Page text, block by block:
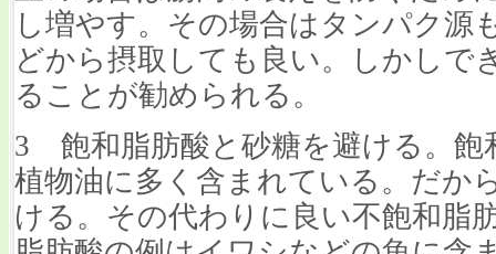
し増やす。その場合はタンパク源
どから摂取しても良い。しかしで
ることが勧められる。
3 飽和脂肪酸と砂糖を避ける。飽
植物油に多く含まれている。だか
ける。その代わりに良い不飽和脂